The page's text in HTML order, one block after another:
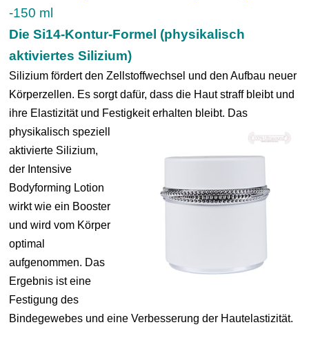
-150 ml
Die Si14-Kontur-Formel (physikalisch
aktiviertes Silizium)
Silizium fördert den Zellstoffwechsel und den Aufbau neuer
Körperzellen. Es sorgt dafür, dass die Haut straff bleibt und
ihre Elastizität und Festigkeit erhalten bleibt. Das
physikalisch speziell
aktivierte Silizium,
der Intensive
Bodyforming Lotion
wirkt wie ein Booster
und wird vom Körper
optimal
aufgenommen. Das
Ergebnis ist eine
Festigung des
Bindegewebes und eine Verbesserung der Hautelastizität.